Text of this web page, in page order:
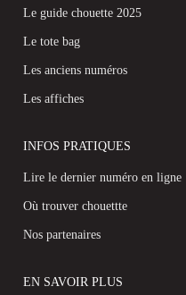
Le guide chouette 2025
Le tote bag
Les anciens numéros
Les affiches
INFOS PRATIQUES
Lire le dernier numéro en ligne
Où trouver chouettte
Nos partenaires
EN SAVOIR PLUS